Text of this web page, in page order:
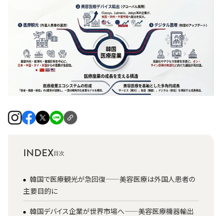
INDEX
韓国で医療観光が急回復——美容医療は外国人患者の
主要目的に
韓国デバイス企業が世界市場へ——美容医療機器輸出